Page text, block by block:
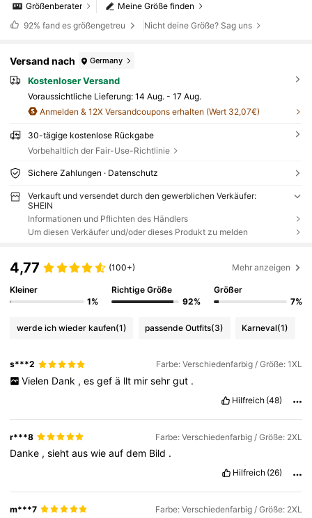
Meine Größe finden
Größenberater
92% fand es größengetreu Nicht deine Größe? Sag uns
Versand nach Germany
Kostenloser Versand
Voraussichtliche Lieferung: 14 Aug. - 17 Aug.
Anmelden & 12X Versandcoupons erhalten (Wert 32,07€)
30-tägige kostenlose Rückgabe
Vorbehaltlich der Fair-Use-Richtlinie
Sichere Zahlungen · Datenschutz
Verkauft und versendet durch den gewerblichen Verkäufer:
SHEIN
Informationen und Pflichten des Händlers
Um diesen Verkäufer und/oder dieses Produkt zu melden
4,77 (100+) Mehr anzeigen
Kleiner
1%
Richtige Größe
92%
Größer
7%
werde ich wieder kaufen(1) passende Outfits(3) Karneval(1)
s***2 Farbe: Verschiedenfarbig / Größe: 1XL
Vielen Dank , es gef ä llt mir sehr gut .
Hilfreich (48)
r***8 Farbe: Verschiedenfarbig / Größe: 2XL
Danke ,siehtauswieaufdem Bild .
Hilfreich (26)
m***7 Farbe: Verschiedenfarbig / Größe: 2XL